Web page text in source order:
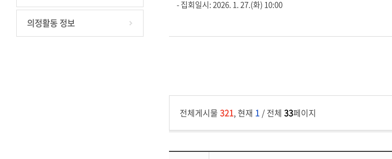
의정활동 정보
- 집회일시: 2026. 1. 27.(화) 10:00​
전체게시물 321, 현재 1 / 전체 33페이지